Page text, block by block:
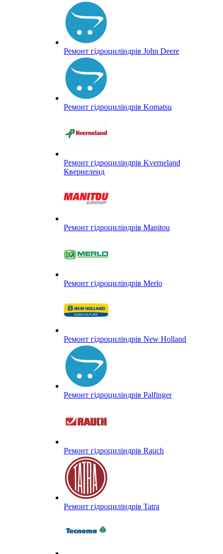
Ремонт гідроциліндрів John Deere
Ремонт гідроциліндрів Komatsu
Ремонт гідроциліндрів Kverneland
Квернеленд
Ремонт гідроциліндрів Manitou
Ремонт гідроциліндрів Merlo
Ремонт гідроциліндрів New Holland
Ремонт гідроциліндрів Palfinger
Ремонт гідроциліндрів Rauch
Ремонт гідроциліндрів Tatra